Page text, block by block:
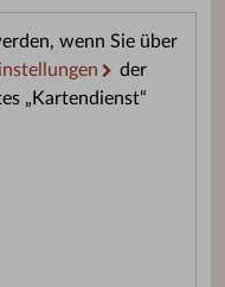
wenn Sie über
der
„Kartendienst“